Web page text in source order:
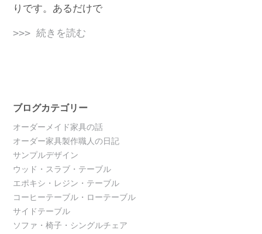
りです。あるだけで
>>> 続きを読む
ブログカテゴリー
オーダーメイド家具の話
オーダー家具製作職人の日記
サンプルデザイン
ウッド・スラブ・テーブル
エポキシ・レジン・テーブル
コーヒーテーブル・ローテーブル
サイドテーブル
ソファ・椅子・シングルチェア